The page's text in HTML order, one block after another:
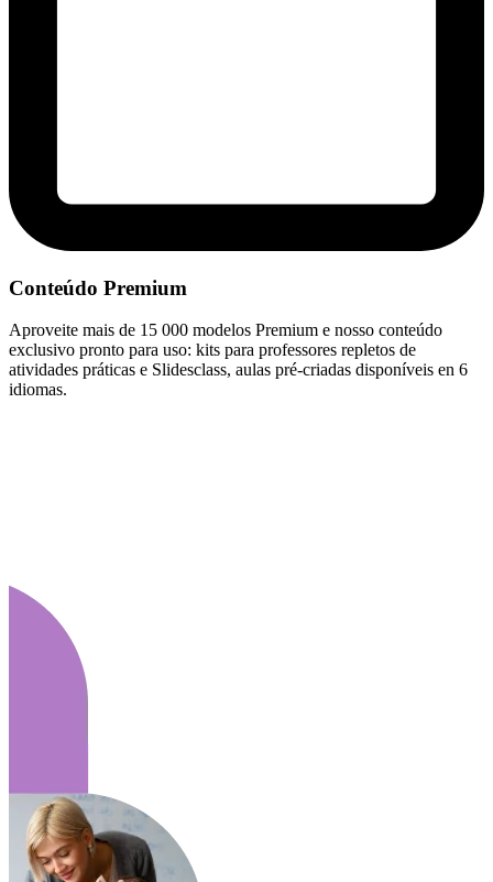
Conteúdo Premium
Aproveite mais de 15 000 modelos Premium e nosso conteúdo
exclusivo pronto para uso: kits para professores repletos de
atividades práticas e Slidesclass, aulas pré-criadas disponíveis en 6
idiomas.